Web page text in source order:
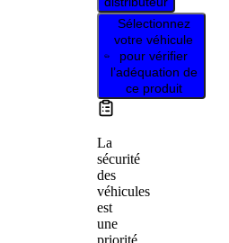
Sélectionnez
votre véhicule
pour vérifier
l’adéquation de
ce produit
La
sécurité
des
véhicules
est
une
priorité